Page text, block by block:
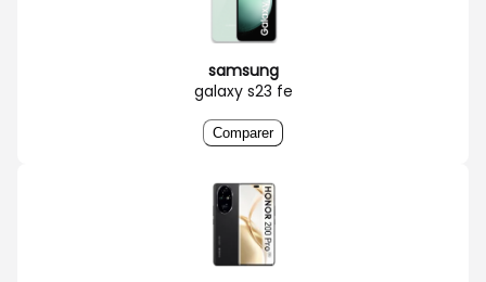
samsung
galaxy s23 fe
Comparer